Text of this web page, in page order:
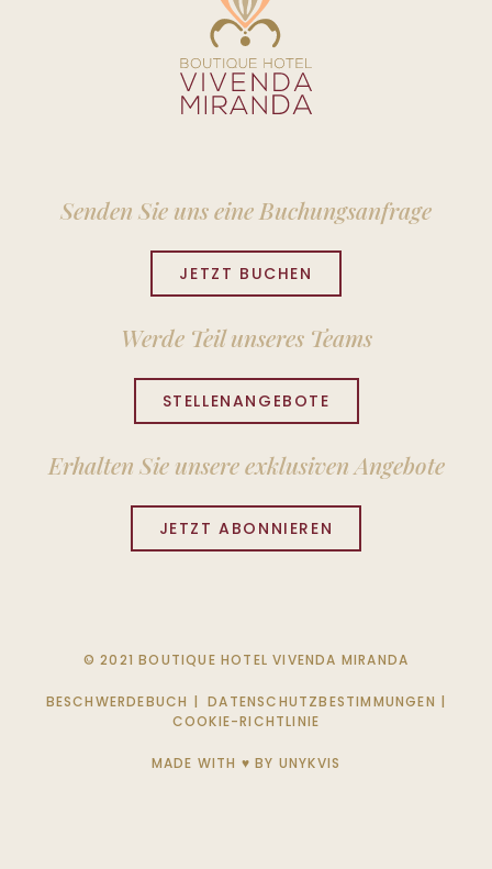
Senden Sie uns eine Buchungsanfrage
JETZT BUCHEN
Werde Teil unseres Teams
STELLENANGEBOTE
Erhalten Sie unsere exklusiven Angebote
JETZT ABONNIEREN
© 2021 BOUTIQUE HOTEL VIVENDA MIRANDA
BESCHWERDEBUCH |DATENSCHUTZBESTIMMUNGEN |
COOKIE-RICHTLINIE
MADE WITH ♥ BY UNYKVIS